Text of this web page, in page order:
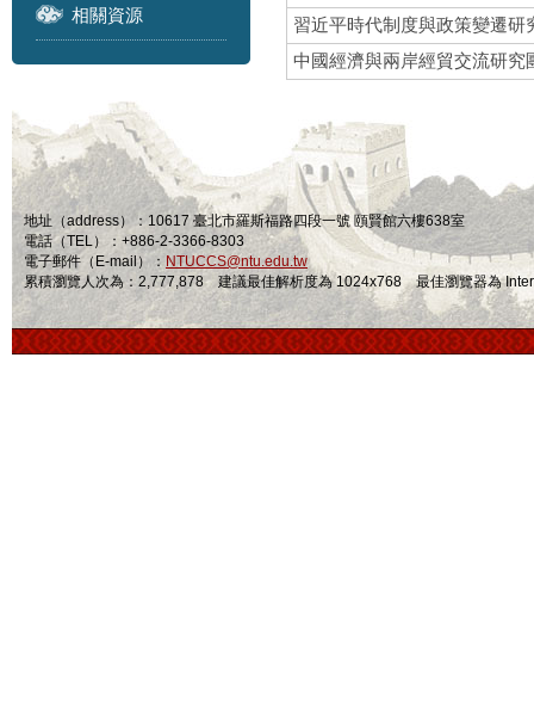
相關資源
習近平時代制度與政策變遷研
中國經濟與兩岸經貿交流研究
地址（address）：10617 臺北市羅斯福路四段一號 頤賢館六樓638室
電話（TEL）：+886-2-3366-8303
電子郵件（E-mail）： NTUCCS@ntu.edu.tw
累積瀏覽人次為：2,777,878 建議最佳解析度為 1024x768 最佳瀏覽器為